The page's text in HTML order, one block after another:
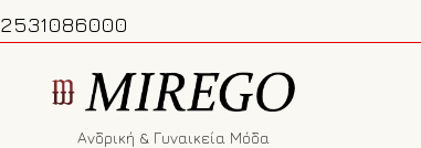
2531086000
Ανδρική & Γυναικεία Μόδα